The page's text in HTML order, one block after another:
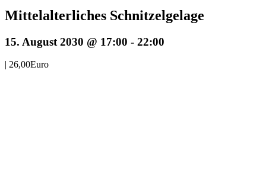
Mittelalterliches Schnitzelgelage
15. August 2030 @ 17:00 - 22:00
| 26,00Euro